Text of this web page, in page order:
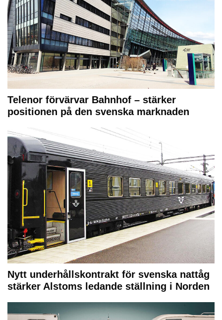
Telenor förvärvar Bahnhof – stärker
positionen på den svenska marknaden
Nytt underhållskontrakt för svenska nattåg
stärker Alstoms ledande ställning i Norden